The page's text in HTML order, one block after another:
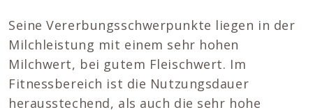
Seine Vererbungsschwerpunkte liegen in der
Milchleistung mit einem sehr hohen
Milchwert, bei gutem Fleischwert. Im
Fitnessbereich ist die Nutzungsdauer
herausstechend, als auch die sehr hohe